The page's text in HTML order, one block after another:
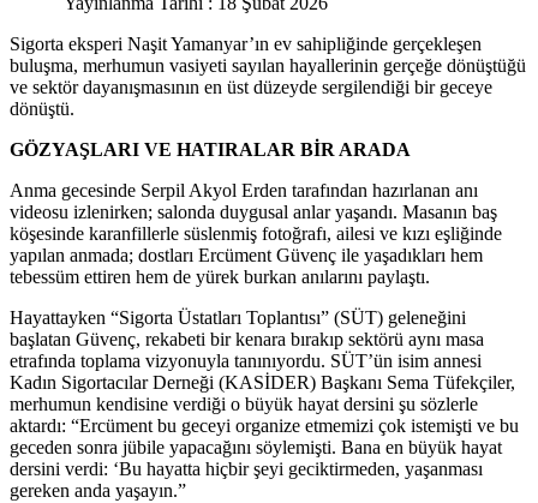
Sigorta eksperi Naşit Yamanyar’ın ev sahipliğinde gerçekleşen
buluşma, merhumun vasiyeti sayılan hayallerinin gerçeğe dönüştüğü
ve sektör dayanışmasının en üst düzeyde sergilendiği bir geceye
dönüştü.
GÖZYAŞLARI VE HATIRALAR BİR ARADA
Anma gecesinde Serpil Akyol Erden tarafından hazırlanan anı
videosu izlenirken; salonda duygusal anlar yaşandı. Masanın baş
köşesinde karanfillerle süslenmiş fotoğrafı, ailesi ve kızı eşliğinde
yapılan anmada; dostları Ercüment Güvenç ile yaşadıkları hem
tebessüm ettiren hem de yürek burkan anılarını paylaştı.
Hayattayken “Sigorta Üstatları Toplantısı” (SÜT) geleneğini
başlatan Güvenç, rekabeti bir kenara bırakıp sektörü aynı masa
etrafında toplama vizyonuyla tanınıyordu. SÜT’ün isim annesi
Kadın Sigortacılar Derneği (KASİDER) Başkanı Sema Tüfekçiler,
merhumun kendisine verdiği o büyük hayat dersini şu sözlerle
aktardı: “Ercüment bu geceyi organize etmemizi çok istemişti ve bu
geceden sonra jübile yapacağını söylemişti. Bana en büyük hayat
dersini verdi: ‘Bu hayatta hiçbir şeyi geciktirmeden, yaşanması
gereken anda yaşayın.”